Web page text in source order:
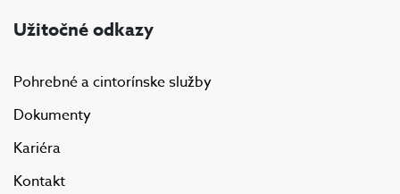
Užitočné odkazy
Pohrebné a cintorínske služby
Dokumenty
Kariéra
Kontakt